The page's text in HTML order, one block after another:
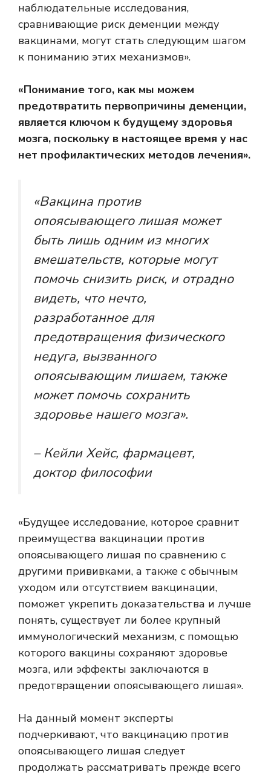
наблюдательные исследования,
сравнивающие риск деменции между
вакцинами, могут стать следующим шагом
к пониманию этих механизмов».
«Понимание того, как мы можем
предотвратить первопричины деменции,
является ключом к будущему здоровья
мозга, поскольку в настоящее время у нас
нет профилактических методов лечения».
«Вакцина против
опоясывающего лишая может
быть лишь одним из многих
вмешательств, которые могут
помочь снизить риск, и отрадно
видеть, что нечто,
разработанное для
предотвращения физического
недуга, вызванного
опоясывающим лишаем, также
может помочь сохранить
здоровье нашего мозга».
– Кейли Хейс, фармацевт,
доктор философии
«Будущее исследование, которое сравнит
преимущества вакцинации против
опоясывающего лишая по сравнению с
другими прививками, а также с обычным
уходом или отсутствием вакцинации,
поможет укрепить доказательства и лучше
понять, существует ли более крупный
иммунологический механизм, с помощью
которого вакцины сохраняют здоровье
мозга, или эффекты заключаются в
предотвращении опоясывающего лишая».
На данный момент эксперты
подчеркивают, что вакцинацию против
опоясывающего лишая следует
продолжать рассматривать прежде всего